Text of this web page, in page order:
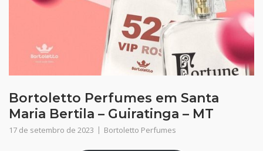
Bortoletto Perfumes em Santa
Maria Bertila – Guiratinga – MT
17 de setembro de 2023 Bortoletto Perfumes